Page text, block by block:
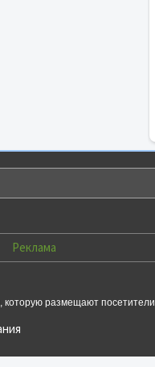
Реклама
которую размещают посетители